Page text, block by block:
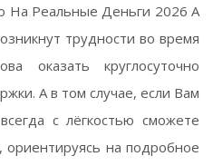
На Реальные Деньги 2026 А
трудности во время
оказать круглосуточно
А в том случае, если Вам
с лёгкостью сможете
ориентируясь на подробное